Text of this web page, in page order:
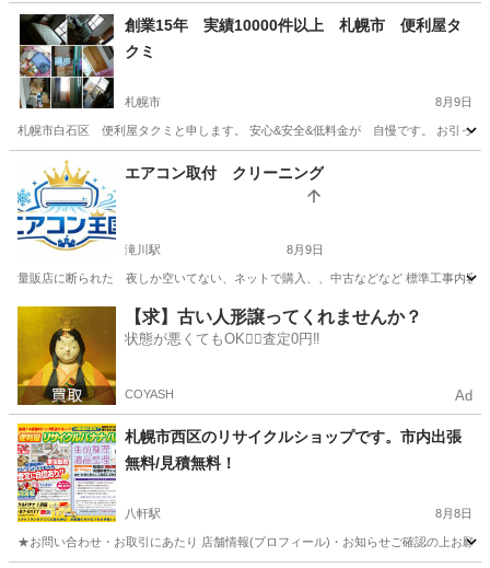
創業15年 実績10000件以上 札幌市 便利屋タ
クミ
札幌市 8月9日
札幌市白石区 便利屋タクミと申します。 安心&安全&低料金が 自慢です。 お引っ
便利屋 無料
エアコン取付 クリーニング
滝川駅 8月9日
量販店に断られた 夜しか空いてない、ネットで購入、、中古などなど 標準工事内容
滝川駅 便利屋
【求】古い人形譲ってくれませんか？
状態が悪くてもOK🙆‍♀️査定0円‼️
COYASH Ad
札幌市西区のリサイクルショップです。市内出張
無料/見積無料！
八軒駅 8月8日
★お問い合わせ・お取引にあたり 店舗情報(プロフィール)・お知らせご確認の上お願